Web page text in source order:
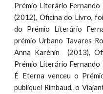
Prémio Literário
(2012), Oficina do Livro,
do Prémio Literário
prémio Urbano Tavares
Anna Karénin (2013),
Prémio Literário
É Eterna venceu o
publiquei Rimbaud, o